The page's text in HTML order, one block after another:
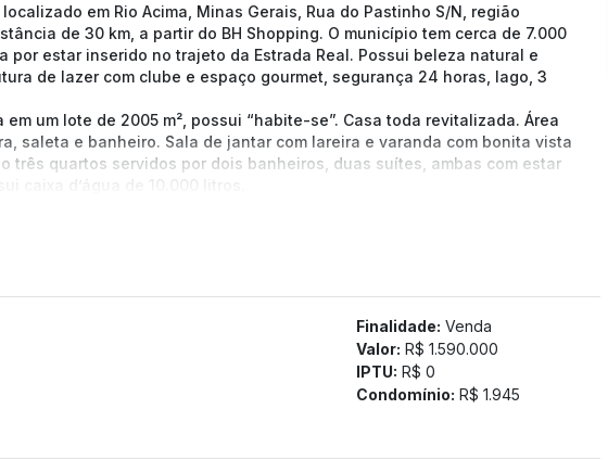
em Rio Acima, Minas Gerais, Rua do Pastinho S/N, região
de 30 km, a partir do BH Shopping. O município tem cerca de 7.000
estar inserido no trajeto da Estrada Real. Possui beleza natural e
de lazer com clube e espaço gourmet, segurança 24 horas, lago, 3
um lote de 2005 m², possui “habite-se”. Casa toda revitalizada. Área
saleta e banheiro. Sala de jantar com lareira e varanda com bonita vista
três quartos servidos por dois banheiros, duas suítes, ambas com estar
caixa d’água de 10.000 litros.
Solicitamos a confirmação com nossa equipe).
Finalidade: Venda
Valor: R$ 1.590.000
IPTU: R$ 0
Condomínio: R$ 1.945